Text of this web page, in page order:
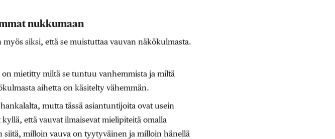
nukkumaan
siksi, että se muistuttaa vauvan näkökulmasta.
mietitty miltä se tuntuu vanhemmista ja miltä
aihetta on käsitelty vähemmän.
mutta tässä asiantuntijoita ovat usein
että vauvat ilmaisevat mielipiteitä omalla
siitä, milloin vauva on tyytyväinen ja milloin hänellä